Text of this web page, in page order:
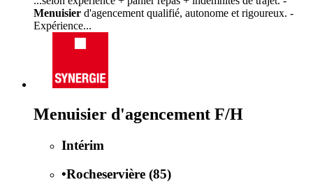
Menuisier d'agencement qualifié, autonome et rigoureux. -
Expérience...
Menuisier d'agencement F/H
Intérim
•Rocheservière (85)